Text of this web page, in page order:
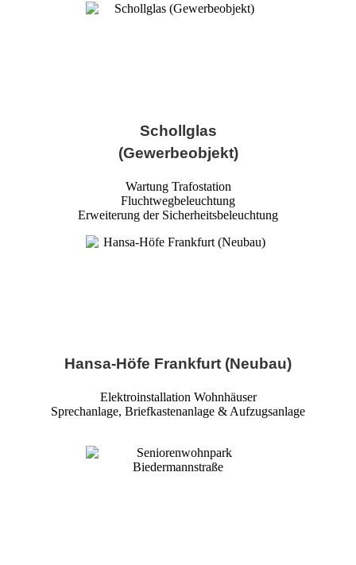
Schollglas
(Gewerbeobjekt)
Wartung Trafostation
Fluchtwegbeleuchtung
Erweiterung der Sicherheitsbeleuchtung
Hansa-Höfe Frankfurt (Neubau)
Elektroinstallation Wohnhäuser
Sprechanlage, Briefkastenanlage & Aufzugsanlage